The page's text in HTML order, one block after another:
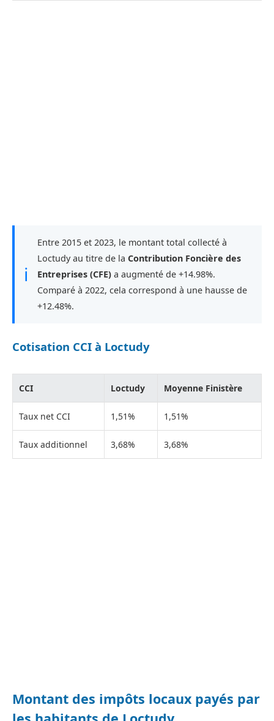
ℹ
Entre 2015 et 2023, le montant total collecté à
Loctudy au titre de la Contribution Foncière des
Entreprises (CFE) a augmenté de +14.98%.
Comparé à 2022, cela correspond à une hausse de
+12.48%.
Cotisation CCI à Loctudy
CCI Loctudy Moyenne Finistère
Taux net CCI 1,51% 1,51%
Taux additionnel 3,68% 3,68%
Montant des impôts locaux payés par